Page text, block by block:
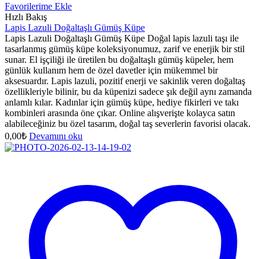
Favorilerime Ekle
Hızlı Bakış
Lapis Lazuli Doğaltaşlı Gümüş Küpe
Lapis Lazuli Doğaltaşlı Gümüş Küpe Doğal lapis lazuli taşı ile
tasarlanmış gümüş küpe koleksiyonumuz, zarif ve enerjik bir stil
sunar. El işçiliği ile üretilen bu doğaltaşlı gümüş küpeler, hem
günlük kullanım hem de özel davetler için mükemmel bir
aksesuardır. Lapis lazuli, pozitif enerji ve sakinlik veren doğaltaş
özellikleriyle bilinir, bu da küpenizi sadece şık değil aynı zamanda
anlamlı kılar. Kadınlar için gümüş küpe, hediye fikirleri ve takı
kombinleri arasında öne çıkar. Online alışverişte kolayca satın
alabileceğiniz bu özel tasarım, doğal taş severlerin favorisi olacak.
0,00₺ Devamını oku